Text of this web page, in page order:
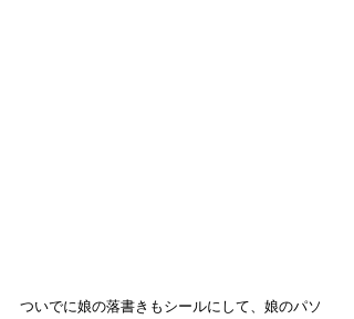
ついでに娘の落書きもシールにして、娘のパソ